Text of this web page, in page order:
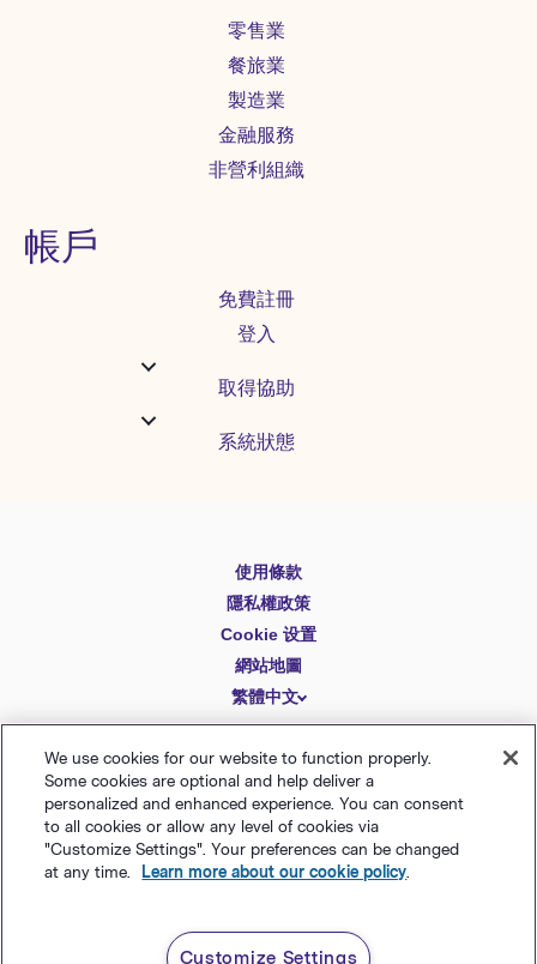
零售業
餐旅業
製造業
金融服務
非營利組織
帳戶
免費註冊
登入
取得協助
系統狀態
使用條款
隱私權政策
Cookie 设置
網站地圖
繁體中文
English
Español
Deutsch
简体中文
Italiano
Português (BR)
Français
© Polaris Software ，LLC Benchmark Email® 為
Polaris Software, LLC的註冊商標
We use cookies for our website to function properly.
Some cookies are optional and help deliver a
personalized and enhanced experience. You can consent
to all cookies or allow any level of cookies via
"Customize Settings". Your preferences can be changed
at any time.
Learn more about our cookie policy.
Customize Settings